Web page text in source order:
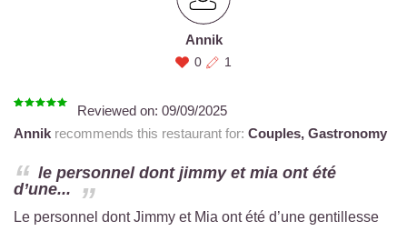
Annik
0 1
Reviewed on: 09/09/2025
Annik recommends this restaurant for: Couples, Gastronomy
le personnel dont jimmy et mia ont été
d’une...
Le personnel dont Jimmy et Mia ont été d’une gentillesse